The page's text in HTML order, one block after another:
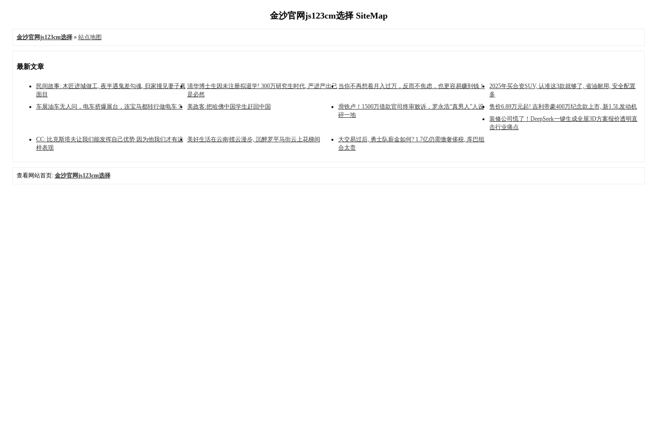
金沙官网js123cm选择 SiteMap
金沙官网js123cm选择» 站点地图
最新文章
民间故事: 木匠进城做工, 夜半遇鬼差勾魂, 归家撞见妻子真
面目
清华博士生因未注册拟退学! 300万研究生时代, 严进严出已
是必然
当你不再想着月入过万，反而不焦虑，也更容易赚到钱！
2025年买合资SUV, 认准这3款就够了, 省油耐用, 安全配置
多
车展油车无人问，电车挤爆展台，连宝马都转行做电车？
美政客:把哈佛中国学生赶回中国
滑铁卢！1500万借款官司终审败诉，罗永浩“真男人”人设
碎一地
售价6.89万元起! 吉利帝豪400万纪念款上市, 新1.5L发动机
装修公司慌了！DeepSeek一键生成全屋3D方案报价透明直
击行业痛点
CC: 比克斯塔夫让我们能发挥自己优势 因为他我们才有这
样表现
美好生活在云南|揽云漫步, 沉醉罗平马街云上花梯间
大交易过后, 勇士队薪金如何? 1.7亿仍需缴奢侈税, 库巴组
合太贵
查看网站首页: 金沙官网js123cm选择